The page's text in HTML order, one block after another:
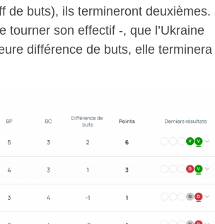
de buts), ils termineront deuxièmes.
tourner son effectif -, que l’Ukraine
différence de buts, elle terminera